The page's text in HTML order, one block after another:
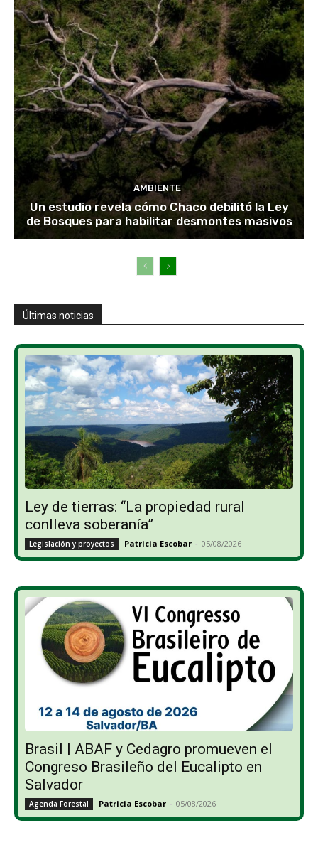
AMBIENTE
Un estudio revela cómo Chaco debilitó la Ley
de Bosques para habilitar desmontes masivos
Últimas noticias
Ley de tierras: “La propiedad rural
conlleva soberanía”
Legislación y proyectos Patricia Escobar - 05/08/2026
Brasil | ABAF y Cedagro promueven el
Congreso Brasileño del Eucalipto en
Salvador
Agenda Forestal Patricia Escobar - 05/08/2026